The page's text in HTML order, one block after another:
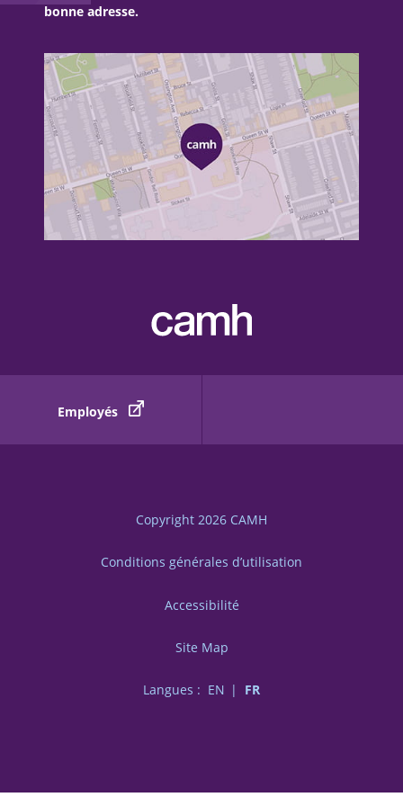
bonne adresse.
Employés
Copyright 2026 CAMH
Conditions générales d’utilisation
Accessibilité
Site Map
Langues : EN FR